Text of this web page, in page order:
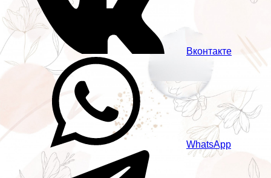
Вконтакте
WhatsApp